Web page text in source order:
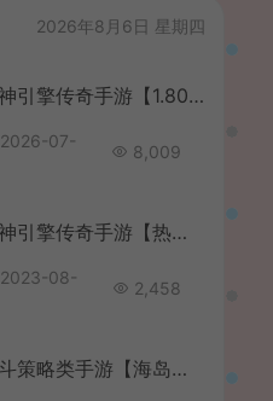
2026年8月6日 星期四
战神引擎传奇手游【1.80野战元素-白猪7.2免授权】最新整理Win系特色服务端+安卓+GM授权物品后台+详细搭建教程
2026-07-
8,009
战神引擎传奇手游【热血战神传奇独家白猪3免授权版】最新整理Win系特色服务端+安卓苹果双端+GM授权物品后台+详细搭建教程
2023-08-
2,458
战斗策略类手游【海岛奇兵】最新整理Win系服务端+安卓+详细搭建教程